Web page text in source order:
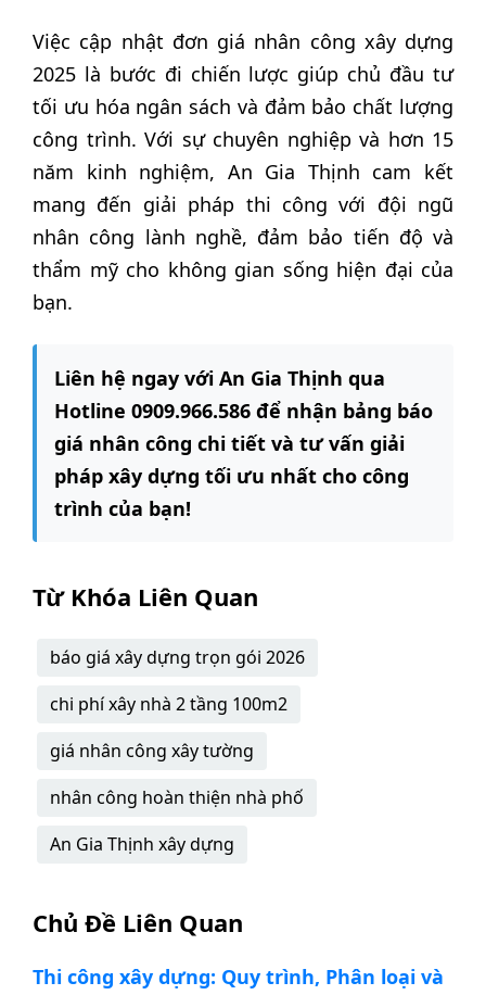
Việc cập nhật đơn giá nhân công xây dựng
2025 là bước đi chiến lược giúp chủ đầu tư
tối ưu hóa ngân sách và đảm bảo chất lượng
công trình. Với sự chuyên nghiệp và hơn 15
năm kinh nghiệm, An Gia Thịnh cam kết
mang đến giải pháp thi công với đội ngũ
nhân công lành nghề, đảm bảo tiến độ và
thẩm mỹ cho không gian sống hiện đại của
bạn.
Liên hệ ngay với An Gia Thịnh qua
Hotline 0909.966.586 để nhận bảng báo
giá nhân công chi tiết và tư vấn giải
pháp xây dựng tối ưu nhất cho công
trình của bạn!
Từ Khóa Liên Quan
báo giá xây dựng trọn gói 2026
chi phí xây nhà 2 tầng 100m2
giá nhân công xây tường
nhân công hoàn thiện nhà phố
An Gia Thịnh xây dựng
Chủ Đề Liên Quan
Thi công xây dựng: Quy trình, Phân loại và